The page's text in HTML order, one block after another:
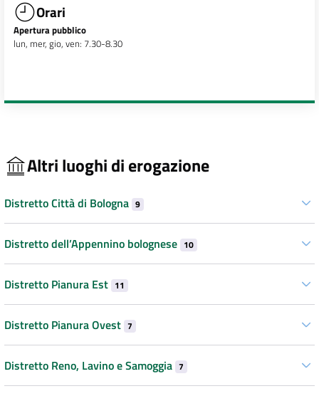
Orari
Apertura pubblico
lun, mer, gio, ven: 7.30-8.30
Altri luoghi di erogazione
Distretto Città di Bologna 9
Distretto dell’Appennino bolognese 10
Distretto Pianura Est 11
Distretto Pianura Ovest 7
Distretto Reno, Lavino e Samoggia 7